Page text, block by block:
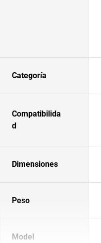
Categoría
Compatibilida
d
Dimensiones
Peso
Model